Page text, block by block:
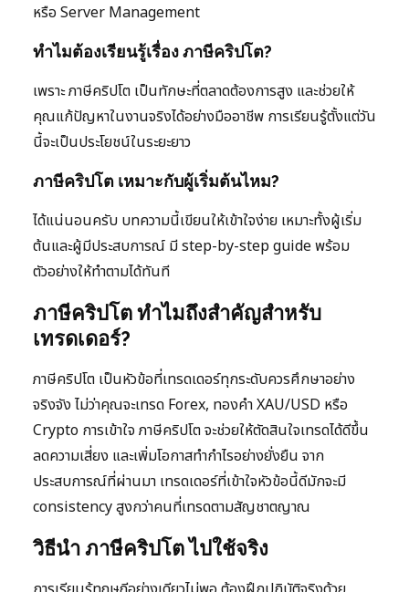
หรือ Server Management
ทำไมต้องเรียนรู้เรื่อง ภาษีคริปโต?
เพราะ ภาษีคริปโต เป็นทักษะที่ตลาดต้องการสูง และช่วยให้
คุณแก้ปัญหาในงานจริงได้อย่างมืออาชีพ การเรียนรู้ตั้งแต่วัน
นี้จะเป็นประโยชน์ในระยะยาว
ภาษีคริปโต เหมาะกับผู้เริ่มต้นไหม?
ได้แน่นอนครับ บทความนี้เขียนให้เข้าใจง่าย เหมาะทั้งผู้เริ่ม
ต้นและผู้มีประสบการณ์ มี step-by-step guide พร้อม
ตัวอย่างให้ทำตามได้ทันที
ภาษีคริปโต ทำไมถึงสำคัญสำหรับ
เทรดเดอร์?
ภาษีคริปโต เป็นหัวข้อที่เทรดเดอร์ทุกระดับควรศึกษาอย่าง
จริงจัง ไม่ว่าคุณจะเทรด Forex, ทองคำ XAU/USD หรือ
Crypto การเข้าใจ ภาษีคริปโต จะช่วยให้ตัดสินใจเทรดได้ดีขึ้น
ลดความเสี่ยง และเพิ่มโอกาสทำกำไรอย่างยั่งยืน จาก
ประสบการณ์ที่ผ่านมา เทรดเดอร์ที่เข้าใจหัวข้อนี้ดีมักจะมี
consistency สูงกว่าคนที่เทรดตามสัญชาตญาณ
วิธีนำ ภาษีคริปโต ไปใช้จริง